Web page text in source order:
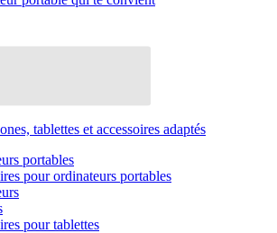
tablettes et accessoires adaptés
portables
pour ordinateurs portables
pour tablettes